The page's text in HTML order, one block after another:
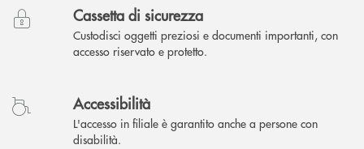
Cassetta di sicurezza
Custodisci oggetti preziosi e documenti importanti, con
accesso riservato e protetto.
Accessibilità
L'accesso in filiale è garantito anche a persone con
disabilità.